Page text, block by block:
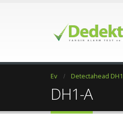
Ev Detectahead
DH1-A